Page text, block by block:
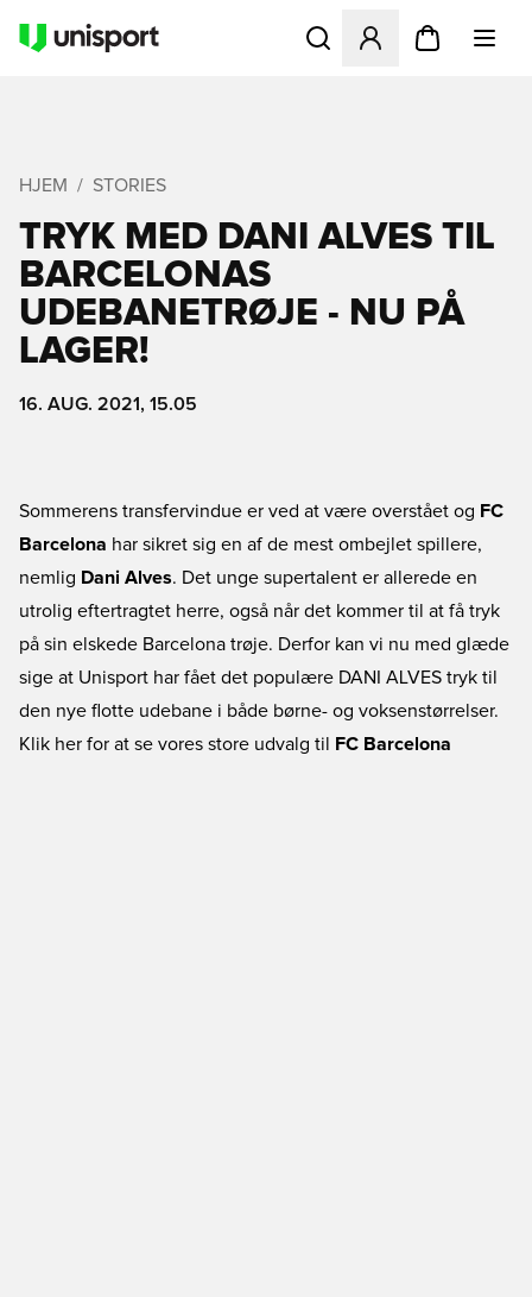
Åbner en Modal til at
HJEM STORIES
TRYK MED DANI ALVES TIL
BARCELONAS
UDEBANETRØJE - NU PÅ
LAGER!
16. AUG. 2021, 15.05
Sommerens transfervindue er ved at være overstået og FC
Barcelona har sikret sig en af de mest ombejlet spillere,
nemlig Dani Alves. Det unge supertalent er allerede en
utrolig eftertragtet herre, også når det kommer til at få tryk
på sin elskede Barcelona trøje. Derfor kan vi nu med glæde
sige at Unisport har fået det populære DANI ALVES tryk til
den nye flotte udebane i både børne- og voksenstørrelser.
Klik her for at se vores store udvalg til
FC Barcelona